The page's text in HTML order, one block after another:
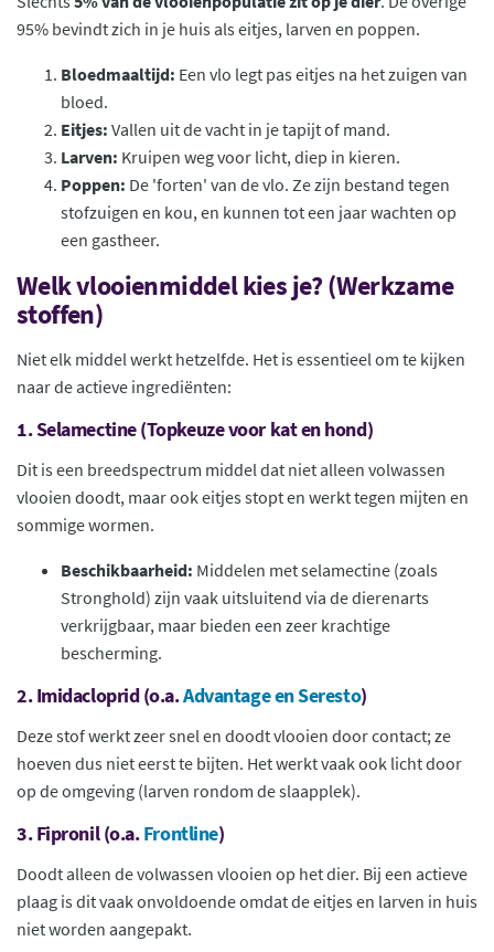
95% bevindt zich in je huis als eitjes, larven en poppen.
Bloedmaaltijd: Een vlo legt pas eitjes na het zuigen van
bloed.
Eitjes: Vallen uit de vacht in je tapijt of mand.
Larven: Kruipen weg voor licht, diep in kieren.
Poppen: De 'forten' van de vlo. Ze zijn bestand tegen
stofzuigen en kou, en kunnen tot een jaar wachten op
een gastheer.
Welk vlooienmiddel kies je? (Werkzame
stoffen)
Niet elk middel werkt hetzelfde. Het is essentieel om te kijken
naar de actieve ingrediënten:
1. Selamectine (Topkeuze voor kat en hond)
Dit is een breedspectrum middel dat niet alleen volwassen
vlooien doodt, maar ook eitjes stopt en werkt tegen mijten en
sommige wormen.
Beschikbaarheid: Middelen met selamectine (zoals
Stronghold) zijn vaak uitsluitend via de dierenarts
verkrijgbaar, maar bieden een zeer krachtige
bescherming.
2. Imidacloprid (o.a.Advantage en Seresto)
Deze stof werkt zeer snel en doodt vlooien door contact; ze
hoeven dus niet eerst te bijten. Het werkt vaak ook licht door
op de omgeving (larven rondom de slaapplek).
3. Fipronil (o.a.Frontline)
Doodt alleen de volwassen vlooien op het dier. Bij een actieve
plaag is dit vaak onvoldoende omdat de eitjes en larven in huis
niet worden aangepakt.